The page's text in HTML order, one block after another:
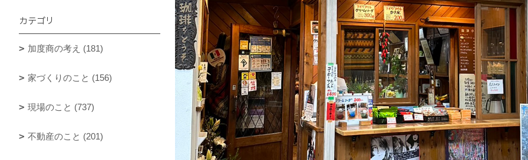
カテゴリ
加度商の考え (181)
家づくりのこと (156)
現場のこと (737)
不動産のこと (201)